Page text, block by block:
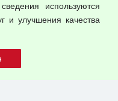
используются
и улучшения качества